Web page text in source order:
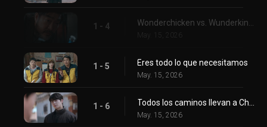
1 - 4
May. 15, 2026
1 - 5 Eres todo lo que necesitamos
May. 15, 2026
1 - 6
May. 15, 2026